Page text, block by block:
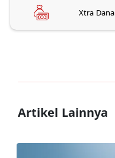
Xtra Dana
Artikel Lainnya